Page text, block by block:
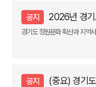
공지
경기도 정원문화 확산과 지역
공지 (중요) 경기